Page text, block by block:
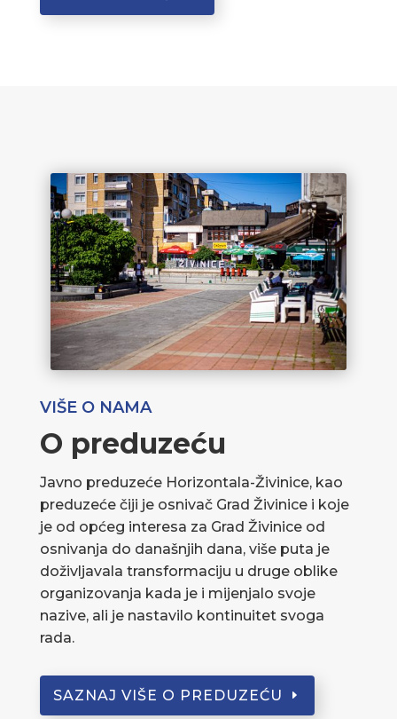
VIŠE O NAMA
O preduzeću
Javno preduzeće Horizontala-Živinice, kao
preduzeće čiji je osnivač Grad Živinice i koje
je od općeg interesa za Grad Živinice od
osnivanja do današnjih dana, više puta je
doživljavala transformaciju u druge oblike
organizovanja kada je i mijenjalo svoje
nazive, ali je nastavilo kontinuitet svoga
rada.
SAZNAJ VIŠE O PREDUZEĆU